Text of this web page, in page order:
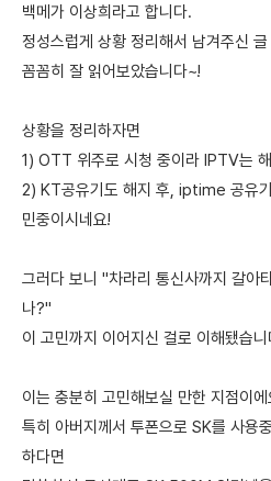
백메가 이상희라고 합니다.
정성스럽게 상황 정리해서 남겨주신 글
꼼꼼히 잘 읽어보았습니다~!
상황을 정리하자면
1) OTT 위주로 시청 중이라 IPTV는 해
2) KT공유기도 해지 후, iptime 공유
민중이시네요!
그러다 보니 "차라리 통신사까지 갈아
나?"
이 고민까지 이어지신 걸로 이해됐습니
이는 충분히 고민해보실 만한 지점이에
특히 아버지께서 투폰으로 SK를 사용
하다면